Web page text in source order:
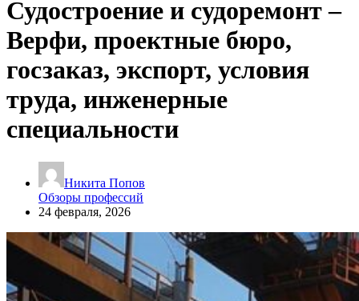
Судостроение и судоремонт –
Верфи, проектные бюро,
госзаказ, экспорт, условия
труда, инженерные
специальности
Никита Попов
Обзоры профессий
24 февраля, 2026